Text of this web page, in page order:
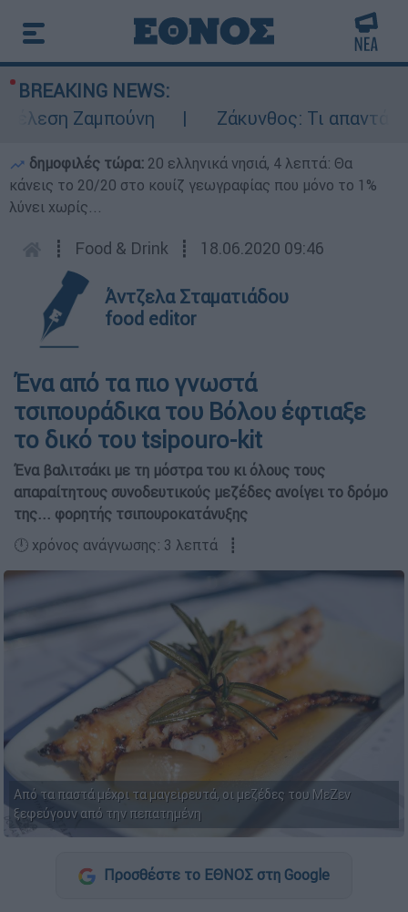
BREAKING NEWS:
Ζαμπούνη
Ζάκυνθος: Τι απαντά η
δημοφιλές τώρα: 20 ελληνικά νησιά, 4 λεπτά: Θα
κάνεις το 20/20 στο κουίζ γεωγραφίας που μόνο το 1%
λύνει χωρίς...
┋ Food & Drink ┋ 18.06.2020 09:46
Άντζελα Σταματιάδου
food editor
Ένα από τα πιο γνωστά
τσιπουράδικα του Βόλου έφτιαξε
το δικό του tsipouro-kit
Ένα βαλιτσάκι με τη μόστρα του κι όλους τους
απαραίτητους συνοδευτικούς μεζέδες ανοίγει το δρόμο
της... φορητής τσιπουροκατάνυξης
🕛 χρόνος ανάγνωσης: 3 λεπτά ┋
Από τα παστά μέχρι τα μαγειρευτά, οι μεζέδες του ΜεΖεν
ξεφεύγουν από την πεπατημένη
Προσθέστε το ΕΘΝΟΣ στη Google